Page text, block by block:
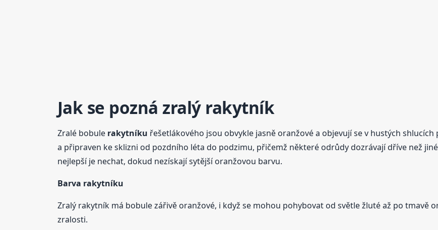
Jak se pozná zralý rakytník
Zralé bobule rakytníku řešetlákového jsou obvykle jasně oranžové a objevují se v hustých
a připraven ke sklizni od pozdního léta do podzimu, přičemž některé odrůdy dozrávají dříve než
nejlepší je nechat, dokud nezískají sytější oranžovou barvu.
Barva rakytníku
Zralý rakytník má bobule zářivě oranžové, i když se mohou pohybovat od světle žluté až po tmavě
zralosti.